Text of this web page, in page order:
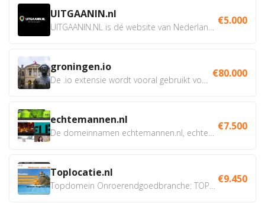
UITGAANIN.nl €5.000
groningen.io €80.000
echtemannen.nl €7.500
Toplocatie.nl €9.450